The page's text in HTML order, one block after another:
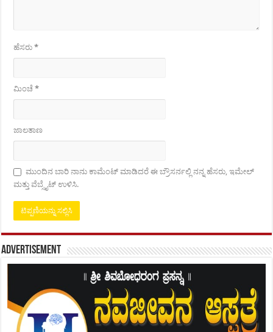
ಹೆಸರು*
ಮಿಂಚೆ*
ಜಾಲತಾಣ
ಮುಂದಿನ ಬಾರಿ ನಾನು ಕಾಮೆಂಟ್ ಮಾಡಿದರೆ ಈ ಬ್ರೌಸರ್ನಲ್ಲಿ ನನ್ನ ಹೆಸರು, ಇಮೇಲ್
ಮತ್ತು ವೆಬ್ಸೈಟ್ ಉಳಿಸಿ.
Advertisement